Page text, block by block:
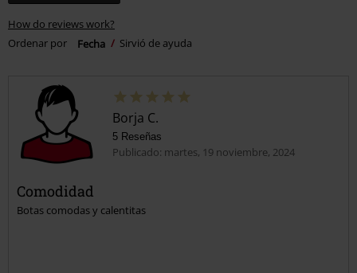
How do reviews work?
Ordenar por
Fecha Sirvió de ayuda
Borja C.
5 Reseñas
Publicado: martes, 19 noviembre, 2024
Comodidad
Botas comodas y calentitas